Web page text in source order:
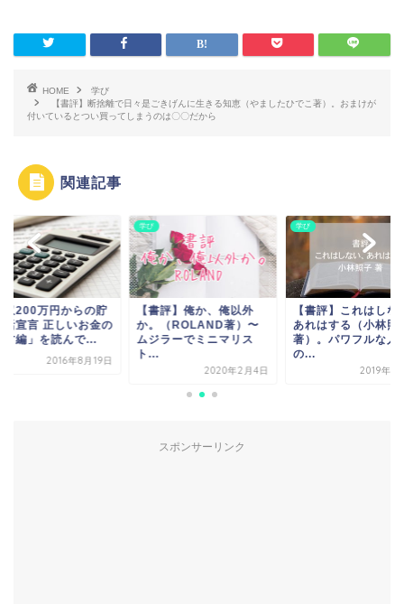
HOME
学び
【書評】断捨離で日々是ごきげんに生きる知恵（やましたひでこ著）。おまけが
付いているとつい買ってしまうのは〇〇だから
関連記事
収200万円からの貯
活宣言 正しいお金の
方編」を読んで...
2016年8月19日
学び
【書評】俺か、俺以外
か。（ROLAND著）〜
ムジラーでミニマリス
ト...
2020年2月4日
学び
【書評】これはしな
あれはする（小林照
著）。パワフルな人
の...
2019年1
スポンサーリンク